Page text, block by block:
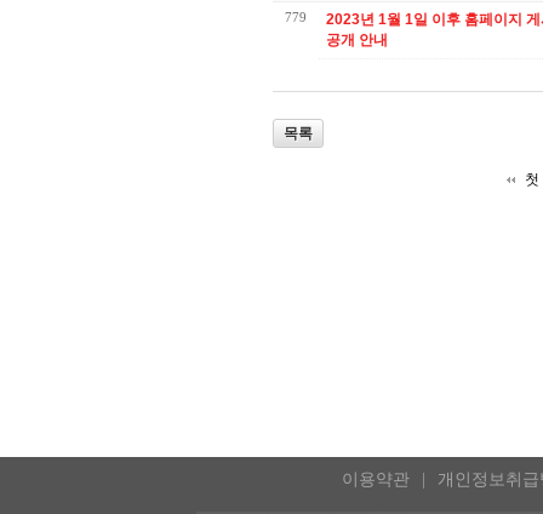
779
2023년 1월 1일 이후 홈페이지 게시자료 이
공개 안내
목록
첫
이용약관 개인정보취급